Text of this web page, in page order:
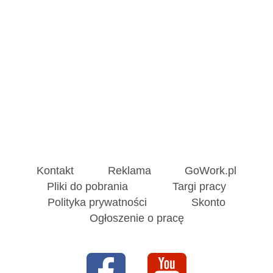
Kontakt Reklama
GoWork.pl
Pliki do pobrania
Targi pracy
Polityka prywatności
Skonto
Ogłoszenie o pracę